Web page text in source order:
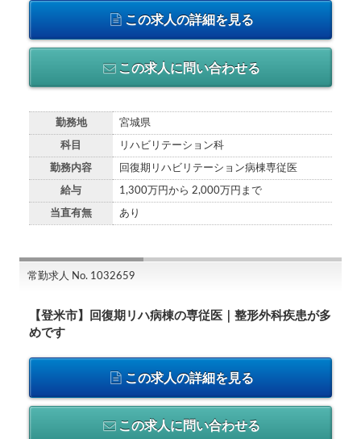
この求人の詳細を見る
この求人に問い合わせる
勤務地 宮城県
科目 リハビリテーション科
勤務内容 回復期リハビリテーション病棟専従医
給与 1,300万円から 2,000万円まで
当直有無 あり
常勤求人 No. 1032659
【登米市】回復期リハ病棟の専従医｜整形外科疾患が多
めです
この求人の詳細を見る
この求人に問い合わせる